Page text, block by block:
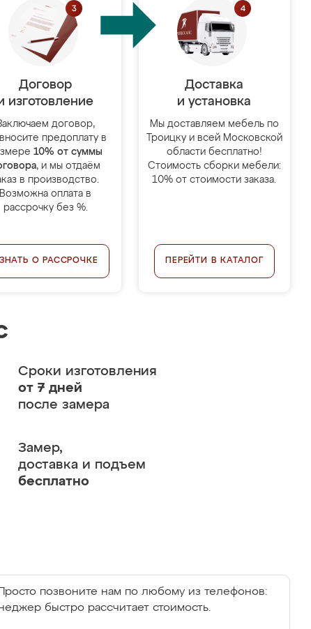
Договор
изготовление
договор,
предоплату в
10% от суммы
, и мы отдаём
в производство.
Возможна оплата в
рассрочку без %.
О РАССРОЧКЕ
Доставка
и установка
Мы доставляем мебель по
Троицку и всей Московской
области бесплатно!
Стоимость сборки мебели:
10% от стоимости заказа.
ПЕРЕЙТИ В КАТАЛОГ
Сроки изготовления
от 7 дней
после замера
Замер,
доставка и подъем
бесплатно
позвоните нам по любому из телефонов:
быстро рассчитает стоимость.